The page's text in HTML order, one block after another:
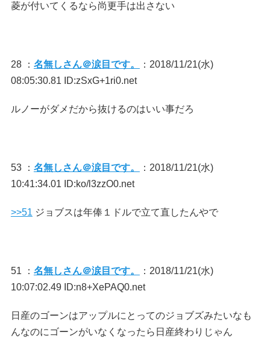
菱が付いてくるなら尚更手は出さない
28 ： 名無しさん＠涙目です。
：2018/11/21(水)
08:05:30.81 ID:zSxG+1ri0.net
ルノーがダメだから抜けるのはいい事だろ
53 ： 名無しさん＠涙目です。
：2018/11/21(水)
10:41:34.01 ID:ko/l3zzO0.net
>>51 ジョブスは年俸１ドルで立て直したんやで
51 ： 名無しさん＠涙目です。
：2018/11/21(水)
10:07:02.49 ID:n8+XePAQ0.net
日産のゴーンはアップルにとってのジョブズみたいなも
んなのにゴーンがいなくなったら日産終わりじゃん